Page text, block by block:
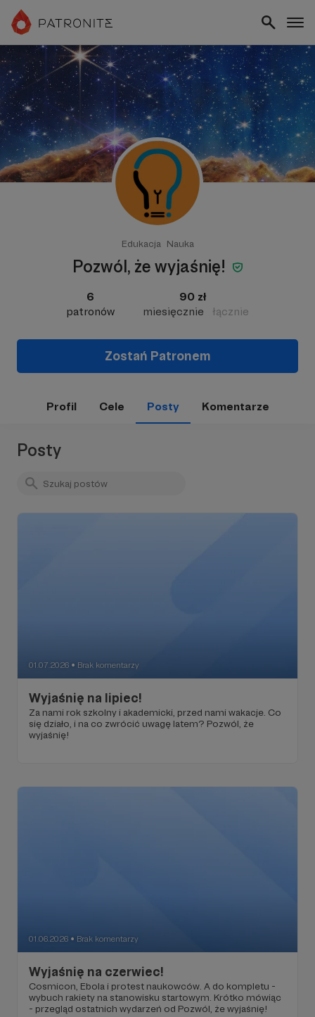
Edukacja Nauka
Pozwól, że wyjaśnię!
6
patronów
90 zł
miesięcznie
łącznie
Zostań Patronem
Profil Cele Posty Komentarze
Posty
01.07.2026 ● Brak komentarzy
Wyjaśnię na lipiec!
Za nami rok szkolny i akademicki, przed nami wakacje. Co
się działo, i na co zwrócić uwagę latem? Pozwól, że
wyjaśnię!
01.06.2026 ● Brak komentarzy
Wyjaśnię na czerwiec!
Cosmicon, Ebola i protest naukowców. A do kompletu -
wybuch rakiety na stanowisku startowym. Krótko mówiąc
- przegląd ostatnich wydarzeń od Pozwól, że wyjaśnię!